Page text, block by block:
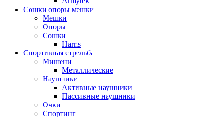
Сошки опоры мешки
Мешки
Опоры
Сошки
Harris
Спортивная стрельба
Мишени
Металлические
Наушники
Активные наушники
Пассивные наушники
Очки
Спортинг